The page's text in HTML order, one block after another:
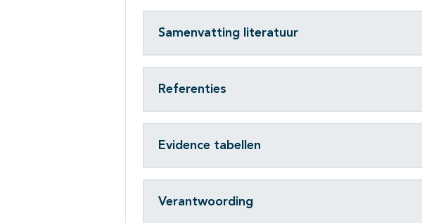
Samenvatting literatuur
Referenties
Evidence tabellen
Verantwoording